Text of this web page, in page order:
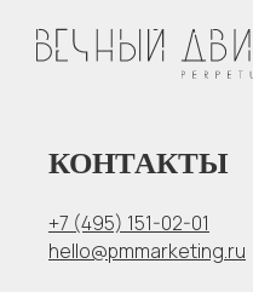
КОНТАКТЫ
+7 (495) 151-02-01
hello@pmmarketing.ru